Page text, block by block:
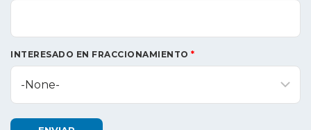
INTERESADO EN FRACCIONAMIENTO *